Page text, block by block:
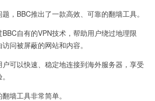
BBC推出了一款高效、可靠的翻墙工具。
自有的VPN技术，帮助用户绕过地理限
问被屏蔽的网站和内容。
可以快速、稳定地连接到海外服务器，享受
墙工具非常简单。